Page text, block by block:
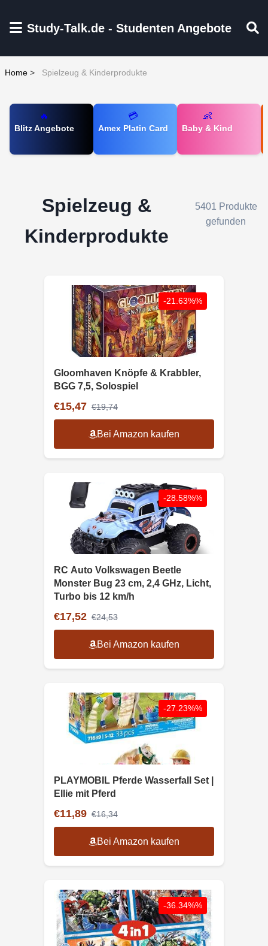
Study-Talk.de - Studenten Angebote
Home > Spielzeug & Kinderprodukte
🔥
Blitz Angebote
💳
Amex Platin Card
👶
Baby & Kind
Spielzeug &
Kinderprodukte
5401 Produkte
gefunden
-21.63%%
Gloomhaven Knöpfe & Krabbler,
BGG 7,5, Solospiel
€15,47 €19,74
Bei Amazon kaufen
-28.58%%
RC Auto Volkswagen Beetle
Monster Bug 23 cm, 2,4 GHz, Licht,
Turbo bis 12 km/h
€17,52 €24,53
Bei Amazon kaufen
-27.23%%
PLAYMOBIL Pferde Wasserfall Set |
Ellie mit Pferd
€11,89 €16,34
Bei Amazon kaufen
-36.34%%